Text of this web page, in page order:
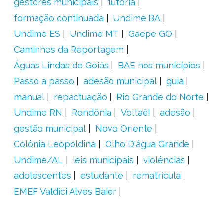
gestores municipais
tutoria
formação continuada
Undime BA
Undime ES
Undime MT
Gaepe GO
Caminhos da Reportagem
Águas Lindas de Goiás
BAE nos municípios
Passo a passo
adesão municipal
guia
manual
repactuação
Rio Grande do Norte
Undime RN
Rondônia Voltaê!
adesão
gestão municipal
Novo Oriente
Colônia Leopoldina
Olho D'água Grande
Undime/AL
leis municipais
violências
adolescentes
estudante
rematrícula
EMEF Valdici Alves Baier